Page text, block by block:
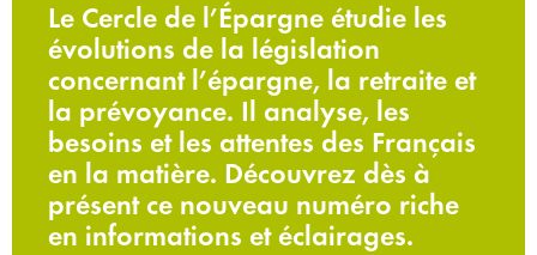
Le Cercle de l’Épargne étudie les
évolutions de la législation
concernant l’épargne, la retraite et
la prévoyance. Il analyse, les
besoins et les attentes des Français
en la matière. Découvrez dès à
présent ce nouveau numéro riche
en informations et éclairages.